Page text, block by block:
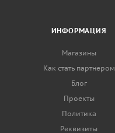
ИНФОРМАЦИЯ
Магазины
Как стать партнером
Блог
Проекты
Политика
Реквизиты